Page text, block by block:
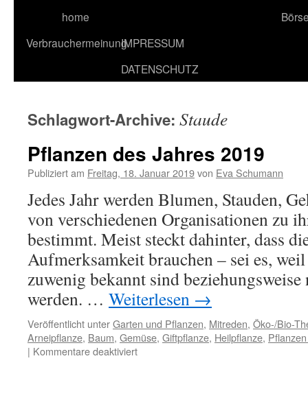
home
VerbrauchermeinungIMPRESSUM
DATENSCHUTZ
Schlagwort-Archive: Staude
Pflanzen des Jahres 2019
Publiziert am Freitag, 18. Januar 2019von Eva Schumann
Jedes Jahr werden Blumen, Stauden,
von verschiedenen Organisationen zu
bestimmt. Meist steckt dahinter, dass
Aufmerksamkeit brauchen – sei es,
zuwenig bekannt sind
werden. … Weiterlesen →
Veröffentlicht unterGarten und Pflanzen, Mitreden, Öko-/Bio-
Arneipflanze, Baum, Gemüse, Giftpflanze, Heilpflanze,
| Kommentare deaktiviert